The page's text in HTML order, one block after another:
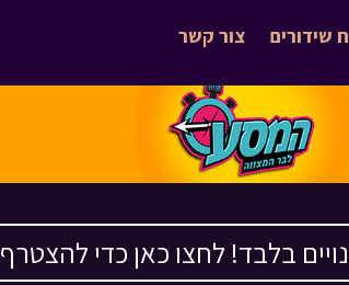
צור קשר שידורים
בלבד! לחצו כאן כדי להצטרף